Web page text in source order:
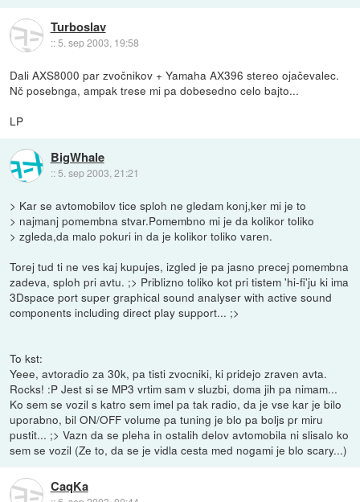
Turboslav
::5. sep 2003, 19:58
Dali AXS8000 par zvočnikov + Yamaha AX396 stereo ojačevalec.
Nč posebnga, ampak trese mi pa dobesedno celo bajto...
LP
BigWhale
:: 5. sep 2003, 21:21
> Kar se avtomobilov tice sploh ne gledam konj,ker mi je to
> najmanj pomembna stvar.Pomembno mi je da kolikor toliko
> zgleda,da malo pokuri in da je kolikor toliko varen.
Torej tud ti ne ves kaj kupujes, izgled je pa jasno precej pomembna
zadeva, sploh pri avtu. ;> Priblizno toliko kot pri tistem 'hi-fi'ju ki ima
3Dspace port super graphical sound analyser with active sound
components including direct play support... ;>
To kst:
Yeee, avtoradio za 30k, pa tisti zvocniki, ki pridejo zraven avta.
Rocks! :P Jest si se MP3 vrtim sam v sluzbi, doma jih pa nimam...
Ko sem se vozil s katro sem imel pa tak radio, da je vse kar je bilo
uporabno, bil ON/OFF volume pa tuning je blo pa boljs pr miru
pustit... ;> Vazn da se pleha in ostalih delov avtomobila ni slisalo ko
sem se vozil (Ze to, da se je vidla cesta med nogami je blo scary...)
CaqKa